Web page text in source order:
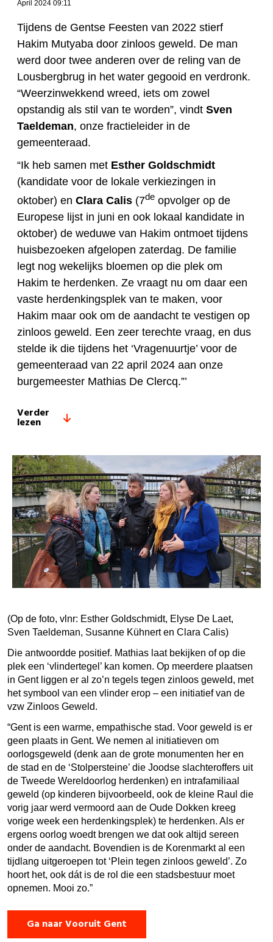
April 2024 09:11
Tijdens de Gentse Feesten van 2022 stierf
Hakim Mutyaba door zinloos geweld. De man
werd door twee anderen over de reling van de
Lousbergbrug in het water gegooid en verdronk.
“Weerzinwekkend wreed, iets om zowel
opstandig als stil van te worden”, vindt Sven
Taeldeman, onze fractieleider in de
gemeenteraad.
“Ik heb samen met Esther Goldschmidt
(kandidate voor de lokale verkiezingen in
oktober) en Clara Calis (7de opvolger op de
Europese lijst in juni en ook lokaal kandidate in
oktober) de weduwe van Hakim ontmoet tijdens
huisbezoeken afgelopen zaterdag. De familie
legt nog wekelijks bloemen op die plek om
Hakim te herdenken. Ze vraagt nu om daar een
vaste herdenkingsplek van te maken, voor
Hakim maar ook om de aandacht te vestigen op
zinloos geweld. Een zeer terechte vraag, en dus
stelde ik die tijdens het ‘Vragenuurtje’ voor de
gemeenteraad van 22 april 2024 aan onze
burgemeester Mathias De Clercq.”’
Verder
lezen
(Op de foto, vlnr: Esther Goldschmidt, Elyse De Laet,
Sven Taeldeman, Susanne Kühnert en Clara Calis)
Die antwoordde positief. Mathias laat bekijken of op die
plek een ‘vlindertegel’ kan komen. Op meerdere plaatsen
in Gent liggen er al zo’n tegels tegen zinloos geweld, met
het symbool van een vlinder erop – een initiatief van de
vzw Zinloos Geweld.
“Gent is een warme, empathische stad. Voor geweld is er
geen plaats in Gent. We nemen al initiatieven om
oorlogsgeweld (denk aan de grote monumenten her en
de stad en de ‘Stolpersteine’ die Joodse slachteroffers uit
de Tweede Wereldoorlog herdenken) en intrafamiliaal
geweld (op kinderen bijvoorbeeld, ook de kleine Raul die
vorig jaar werd vermoord aan de Oude Dokken kreeg
vorige week een herdenkingsplek) te herdenken. Als er
ergens oorlog woedt brengen we dat ook altijd sereen
onder de aandacht. Bovendien is de Korenmarkt al een
tijdlang uitgeroepen tot ‘Plein tegen zinloos geweld’. Zo
hoort het, ook dát is de rol die een stadsbestuur moet
opnemen. Mooi zo.”
Ga naar Vooruit Gent